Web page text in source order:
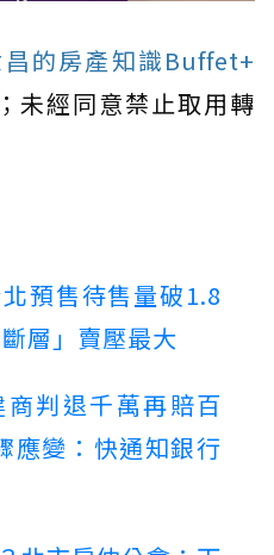
的房產知識Buffet+
；未經同意禁止取用轉
預售待售量破1.8
層」賣壓最大
判退千萬再賠百
應變：快通知銀行